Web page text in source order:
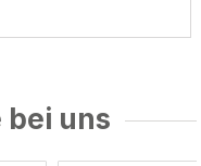
bei uns